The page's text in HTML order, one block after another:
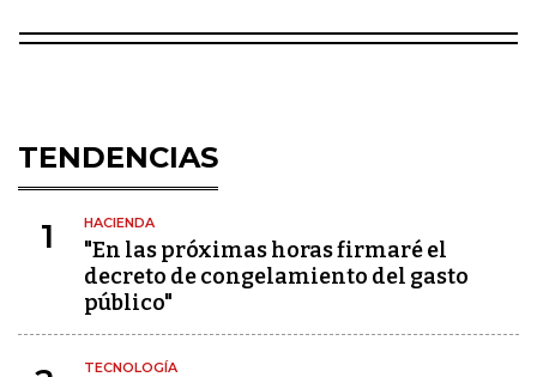
TENDENCIAS
1 HACIENDA
"En las próximas horas firmaré el
decreto de congelamiento del gasto
público"
TECNOLOGÍA